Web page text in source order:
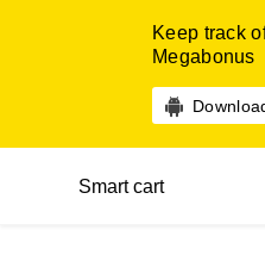
Keep track
Megabonus
Smart cart